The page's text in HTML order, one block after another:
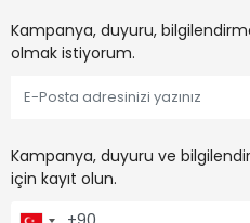
Kampanya, duyuru,
olmak istiyorum.
Kampanya, duyuru ve
için kayıt olun.